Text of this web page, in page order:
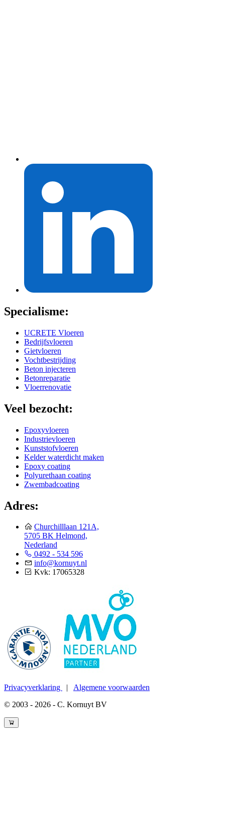
Specialisme:
UCRETE Vloeren
Bedrijfsvloeren
Gietvloeren
Vochtbestrijding
Beton injecteren
Betonreparatie
Vloerrenovatie
Veel bezocht:
Epoxyvloeren
Industrievloeren
Kunststofvloeren
Kelder waterdicht maken
Epoxy coating
Polyurethaan coating
Zwembadcoating
Adres:
Churchilllaan 121A,
5705 BK Helmond,
Nederland
0492 - 534 596
info@kornuyt.nl
Kvk: 17065328
Privacyverklaring
Algemene voorwaarden
© 2003 - 2026 - C. Kornuyt BV